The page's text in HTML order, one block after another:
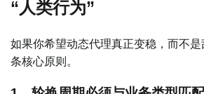
“人类行为”
如果你希望动态代理真正变稳，而不
条核心原则。